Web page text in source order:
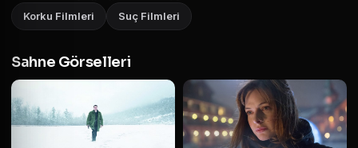
Korku Filmleri Suç Filmleri
Sahne Görselleri